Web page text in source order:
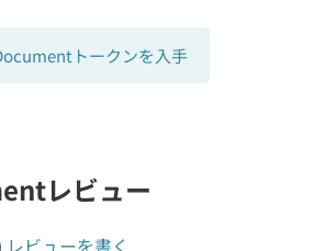
トークンを入手
レビュー
5 stars
レビューを書く